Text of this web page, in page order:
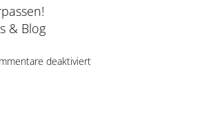
& Blog
deaktiviertfür